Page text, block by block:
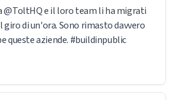
@ToltHQ e il loro team li ha migrati
di un'ora. Sono rimasto davvero
queste aziende. #buildinpublic